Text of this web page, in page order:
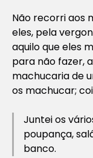
Não recorri aos
eles, pela
aquilo que eles
para não fazer,
machucaria de
os machucar;
Juntei os
poupança,
banco.